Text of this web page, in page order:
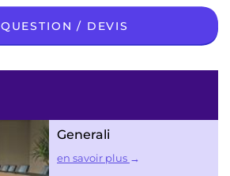
QUESTION / DEVIS
Generali
en savoir plus